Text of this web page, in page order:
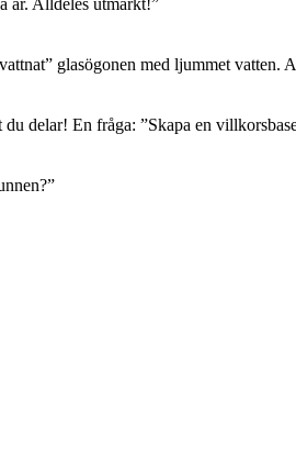
glasögonen med ljummet
du delar! En fråga: ”Skapa en
”